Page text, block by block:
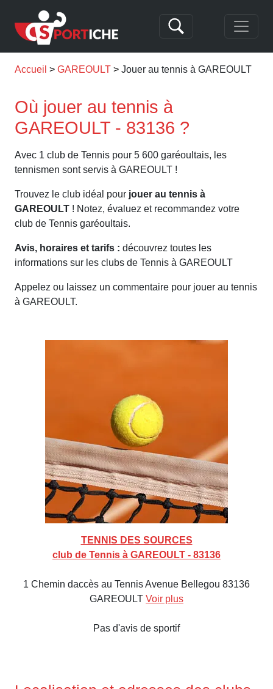
Accueil GAREOULT Jouer au tennis à GAREOULT
Où jouer au tennis à
GAREOULT - 83136 ?
Avec 1 club de Tennis pour 5 600 garéoultais, les
tennismen sont servis à GAREOULT !
Trouvez le club idéal pour jouer au tennis à
GAREOULT ! Notez, évaluez et recommandez votre
club de Tennis garéoultais.
Avis, horaires et tarifs : découvrez toutes les
informations sur les clubs de Tennis à GAREOULT
Appelez ou laissez un commentaire pour jouer au tennis
à GAREOULT.
TENNIS DES SOURCES
club de Tennis à GAREOULT - 83136
1 Chemin daccès au Tennis Avenue Bellegou 83136
GAREOULT Voir plus
Pas d'avis de sportif